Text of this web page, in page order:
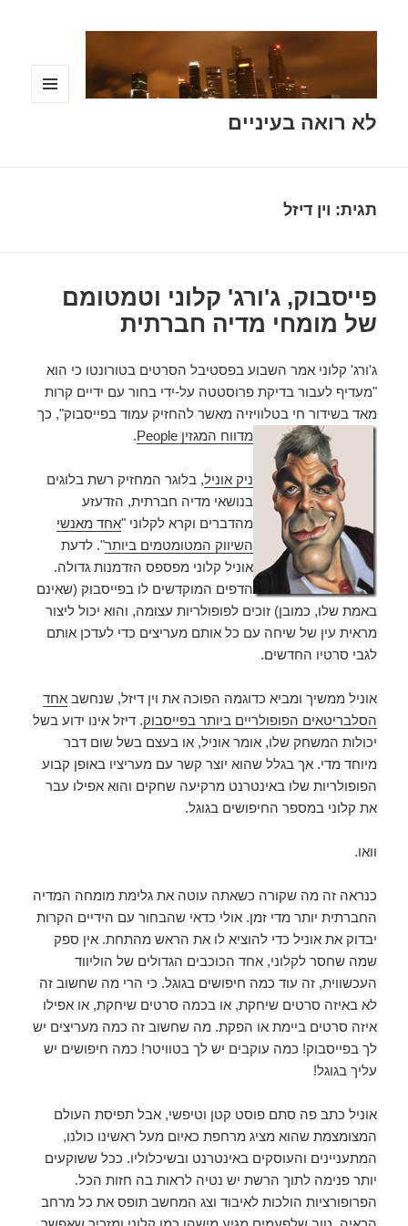
לא רואה בעיניים
תגית: וין דיזל
פייסבוק, ג'ורג' קלוני וטמטומם
של מומחי מדיה חברתית
ג'ורג' קלוני אמר השבוע בפסטיבל הסרטים בטורונטו כי הוא
"מעדיף לעבור בדיקת פרוסטטה על-ידי בחור עם ידיים קרות
מאד בשידור חי בטלוויזיה מאשר להחזיק עמוד בפייסבוק", כך
מדווח המגזין People
.
ניק אוניל, בלוגר המחזיק רשת בלוגים
בנושאי מדיה חברתית, הזדעזע
מהדברים וקרא לקלוני "אחד מאנשי
השיווק המטומטמים ביותר". לדעת
אוניל קלוני מפספס הזדמנות גדולה.
הדפים המוקדשים לו בפייסבוק (שאינם
באמת שלו, כמובן) זוכים לפופולריות עצומה, והוא יכול ליצור
מראית עין של שיחה עם כל אותם מעריצים כדי לעדכן אותם
לגבי סרטיו החדשים.
אוניל ממשיך ומביא כדוגמה הפוכה את וין דיזל, שנחשבאחד
הסלבריטאים הפופולריים ביותר בפייסבוק. דיזל אינו ידוע בשל
יכולות המשחק שלו, אומר אוניל, או בעצם בשל שום דבר
מיוחד מדי. אך בגלל שהוא יוצר קשר עם מעריציו באופן קבוע
הפופולריות שלו באינטרנט מרקיעה שחקים והוא אפילו עבר
את קלוני במספר החיפושים בגוגל.
וואו.
כנראה זה מה שקורה כשאתה עוטה את גלימת מומחה המדיה
החברתית יותר מדי זמן. אולי כדאי שהבחור עם הידיים הקרות
יבדוק את אוניל כדי להוציא לו את הראש מהתחת. אין ספק
שמה שחסר לקלוני, אחד הכוכבים הגדולים של הוליווד
העכשווית, זה עוד כמה חיפושים בגוגל. כי הרי מה שחשוב זה
לא באיזה סרטים שיחקת, או בכמה סרטים שיחקת, או אפילו
איזה סרטים ביימת או הפקת. מה שחשוב זה כמה מעריצים יש
לך בפייסבוק! כמה עוקבים יש לך בטוויטר! כמה חיפושים יש
עליך בגוגל!
אוניל כתב פה סתם פוסט קטן וטיפשי, אבל תפיסת העולם
המצומצמת שהוא מציג מרחפת כאיום מעל ראשינו כולנו,
המתעניינים והעוסקים באינטרנט ובשיכלוליו. ככל ששוקעים
יותר פנימה לתוך הרשת יש נטיה לראות בה חזות הכל.
הפרופורציות הולכות לאיבוד וצג המחשב תופס את כל מרחב